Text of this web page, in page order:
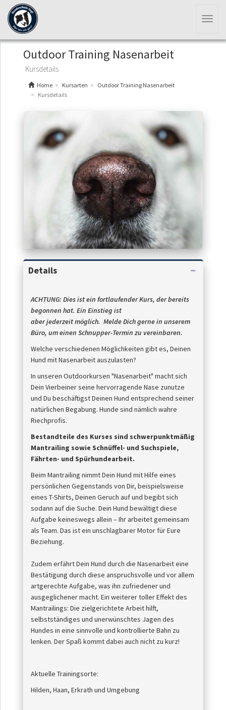
Outdoor Training Nasenarbeit
Kursdetails
Home Kursarten
Outdoor Training Nasenarbeit
Kursdetails
Details
ACHTUNG: Dies ist ein fortlaufender Kurs, der bereits
begonnen hat. Ein Einstieg ist
aberjederzeitmöglich. Melde Dich gerne in unserem
Büro, um einen Schnupper-Termin zu vereinbaren.
Welche verschiedenen Möglichkeiten gibt es, Deinen
Hund mit Nasenarbeit auszulasten?
In unseren Outdoorkursen "Nasenarbeit" macht sich
Dein Vierbeiner seine hervorragende Nase zunutze
und Du beschäftigst Deinen Hund entsprechend seiner
natürlichen Begabung. Hunde sind nämlich wahre
Riechprofis.
Bestandteile des Kurses sind schwerpunktmäßig
Mantrailing sowie Schnüffel- und Suchspiele,
Fährten- und Spürhundearbeit.
Beim Mantrailing nimmt Dein Hund mit Hilfe eines
persönlichen Gegenstands von Dir, beispielsweise
eines T-Shirts, Deinen Geruch auf und begibt sich
sodann auf die Suche. Dein Hund bewältigt diese
Aufgabe keineswegs allein – Ihr arbeitet gemeinsam
als Team. Das ist ein unschlagbarer Motor für Eure
Beziehung.
Zudem erfährt Dein Hund durch die Nasenarbeit eine
Bestätigung durch diese anspruchsvolle und vor allem
artgerechte Aufgabe, was ihn zufriedener und
ausgeglichener macht. Ein weiterer toller Effekt des
Mantrailings: Die zielgerichtete Arbeit hilft,
selbstständiges und unerwünschtes Jagen des
Hundes in eine sinnvolle und kontrollierte Bahn zu
lenken. Der Spaß kommt dabei auch nicht zu kurz!
Aktuelle Trainingsorte:
Hilden, Haan, Erkrath und Umgebung